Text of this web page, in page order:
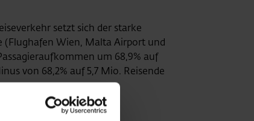
setzt sich der starke
(Flughafen Wien, Malta Airport und
um 68,9% auf
von 68,2% auf 5,7 Mio. Reisende